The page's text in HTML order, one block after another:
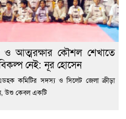
আত্মরক্ষার কৌশল শেখাতে
নেই: নূর হোসেন
কমিটির সদস্য ও সিলেট জেলা ক্রীড়া
উশু কেবল একটি